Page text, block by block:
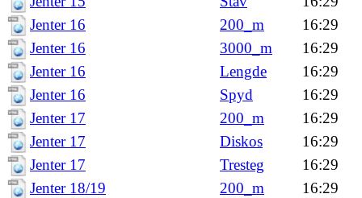
Jenter 16
200_m
16:29
Jenter 16
3000_m
16:29
Jenter 16
Lengde
16:29
Jenter 16
Spyd
16:29
Jenter 17
200_m
16:29
Jenter 17
Diskos
16:29
Jenter 17
Tresteg
16:29
Jenter 18/19
200_m
16:29